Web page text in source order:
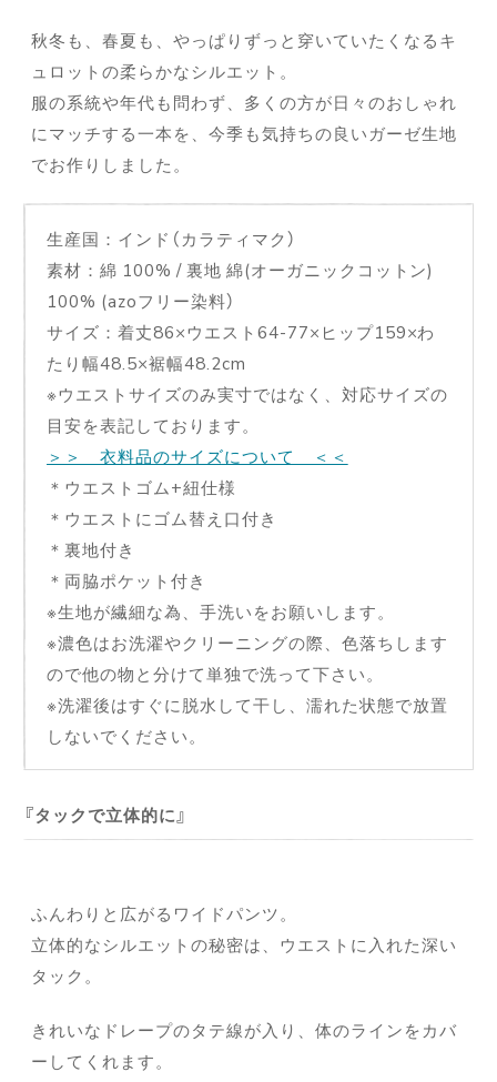
秋冬も、春夏も、やっぱりずっと穿いていたくなるキ
ュロットの柔らかなシルエット。
服の系統や年代も問わず、多くの方が日々のおしゃれ
にマッチする一本を、今季も気持ちの良いガーゼ生地
でお作りしました。
生産国：インド（カラティマク）
素材：綿 100% / 裏地 綿(オーガニックコットン)
100% (azoフリー染料）
サイズ：着丈86×ウエスト64-77×ヒップ159×わ
たり幅48.5×裾幅48.2cm
※ウエストサイズのみ実寸ではなく、対応サイズの
目安を表記しております。
＞＞ 衣料品のサイズについて ＜＜
＊ウエストゴム+紐仕様
＊ウエストにゴム替え口付き
＊裏地付き
＊両脇ポケット付き
※生地が繊細な為、手洗いをお願いします。
※濃色はお洗濯やクリーニングの際、色落ちします
ので他の物と分けて単独で洗って下さい。
※洗濯後はすぐに脱水して干し、濡れた状態で放置
しないでください。
タックで立体的に
ふんわりと広がるワイドパンツ。
立体的なシルエットの秘密は、ウエストに入れた深い
タック。
きれいなドレープのタテ線が入り、体のラインをカバ
ーしてくれます。